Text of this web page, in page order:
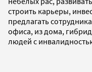
строить карьеры,
предлагать
офиса, из дома,
людей с